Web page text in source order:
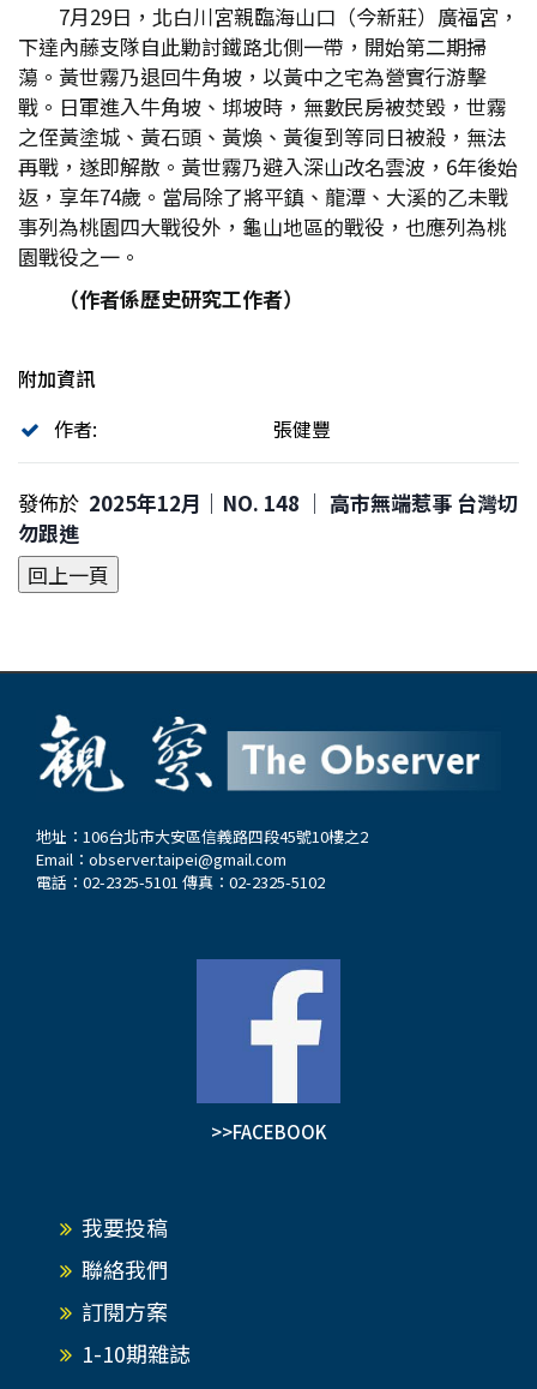
7月29日，北白川宮親臨海山口（今新莊）廣福宮，
下達內藤支隊自此勦討鐵路北側一帶，開始第二期掃
蕩。黃世霧乃退回牛角坡，以黃中之宅為營實行游擊
戰。日軍進入牛角坡、垹坡時，無數民房被焚毀，世霧
之侄黃塗城、黃石頭、黃煥、黃復到等同日被殺，無法
再戰，遂即解散。黃世霧乃避入深山改名雲波，6年後始
返，享年74歲。當局除了將平鎮、龍潭、大溪的乙未戰
事列為桃園四大戰役外，龜山地區的戰役，也應列為桃
園戰役之一。
（作者係歷史研究工作者）
附加資訊
作者:
張健豐
發佈於 2025年12月｜NO. 148 │ 高市無端惹事 台灣切
勿跟進
地址：106台北市大安區信義路四段45號10樓之2
Email： observer.taipei@gmail.com
電話：02-2325-5101 傳真：02-2325-5102
>>FACEBOOK
我要投稿
聯絡我們
訂閱方案
1-10期雜誌